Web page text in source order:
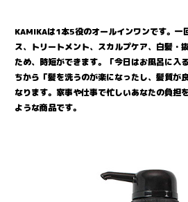
KAMIKAは1本5役のオールインワンです。一
ス、トリートメント、スカルプケア、白髪・
ため、時短ができます。「今日はお風呂に入
ちから「髪を洗うのが楽になったし、髪質が
なります。家事や仕事で忙しいあなたの負担
ような商品です。